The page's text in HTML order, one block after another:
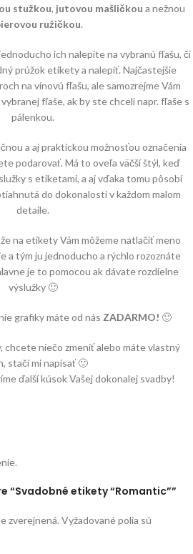
stužkou, jutovou mašličkou a nežnou
ružičkou.
ich nalepíte na vybranú fľašu, či
prúžok etikety a nalepiť. Najčastejšie
na vínovú fľašu, ale samozrejme Vám
fľaše, ak by ste chceli napr. fľaše s
pálenkou.
a aj praktickou možnosťou označenia
podarovať. Má to oveľa väčší štýl, keď
s etiketami, a aj vďaka tomu pôsobí
do dokonalosti v každom malom
detaile.
na etikety Vám môžeme natlačiť meno
a tým ju jednoducho a rýchlo rozoznáte
je to pomocou ak dávate rozdielne
výslužky 🙂
grafiky máte od nás ZADARMO! 🙂
chcete niečo zmeniť alebo máte vlastný
stačí mi napísať 🙂
ďalší kúsok Vašej dokonalej svadby!
“Svadobné etikety “Romantic””
zverejnená. Vyžadované polia sú